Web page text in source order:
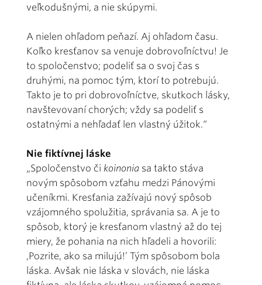
veľkodušnými, a nie skúpymi.
A nielen ohľadom peňazí. Aj ohľadom času.
Koľko kresťanov sa venuje dobrovoľníctvu! Je
to spoločenstvo; podeliť sa o svoj čas s
druhými, na pomoc tým, ktorí to potrebujú.
Takto je to pri dobrovoľníctve, skutkoch lásky,
navštevovaní chorých; vždy sa podeliť s
ostatnými a nehľadať len vlastný úžitok.“
Nie fiktívnej láske
„Spoločenstvo či koinonia sa takto stáva
novým spôsobom vzťahu medzi Pánovými
učeníkmi. Kresťania zažívajú nový spôsob
vzájomného spolužitia, správania sa. A je to
spôsob, ktorý je kresťanom vlastný až do tej
miery, že pohania na nich hľadeli a hovorili:
,Pozrite, ako sa milujú!’ Tým spôsobom bola
láska. Avšak nie láska v slovách, nie láska